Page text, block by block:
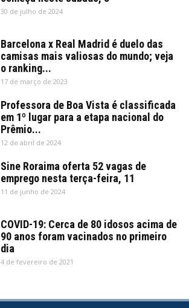
30 de julho de 2024
Barcelona x Real Madrid é duelo das
camisas mais valiosas do mundo; veja
o ranking...
17 de março de 2023
Professora de Boa Vista é classificada
em 1º lugar para a etapa nacional do
Prêmio...
12 de abril de 2024
Sine Roraima oferta 52 vagas de
emprego nesta terça-feira, 11
11 de junho de 2024
COVID-19: Cerca de 80 idosos acima de
90 anos foram vacinados no primeiro
dia
4 de fevereiro de 2021